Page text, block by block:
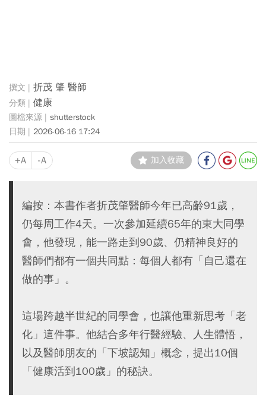
折茂 肇 醫師
健康
shutterstock
2026-06-16 17:24
+A -A 加入收藏
編按：本書作者折茂肇醫師今年已高齡91歲，
仍每周工作4天。一次參加延續65年的東大同學
會，他發現，能一路走到90歲、仍精神良好的
醫師們都有一個共同點：每個人都有「自己還在
做的事」。
這場跨越半世紀的同學會，也讓他重新思考「老
化」這件事。他結合多年行醫經驗、人生體悟，
以及醫師朋友的「下坡認知」概念，提出10個
「健康活到100歲」的秘訣。